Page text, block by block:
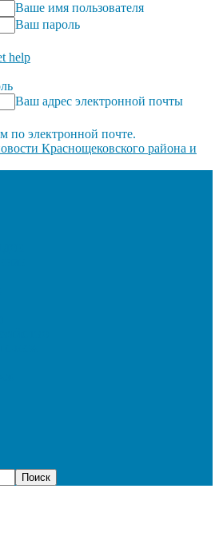
Ваше имя пользователя
Ваш пароль
help
Ваш адрес электронной почты
по электронной почте.
Краснощековского района и